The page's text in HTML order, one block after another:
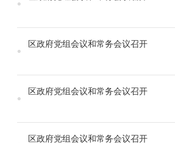
区政府党组会议和常务会议召开
区政府党组会议和常务会议召开
区政府党组会议和常务会议召开